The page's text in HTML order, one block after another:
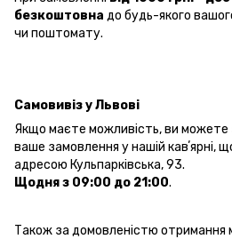
безкоштовна до будь-якого
чи поштомату.
Самовивіз у Львові
Якщо маєте можливість, ви можете
ваше замовлення у нашій кавʼярні,
адресою Кульпарківська, 93.
Щодня з 09:00 до 21:00.
Також за домовленістю отримання